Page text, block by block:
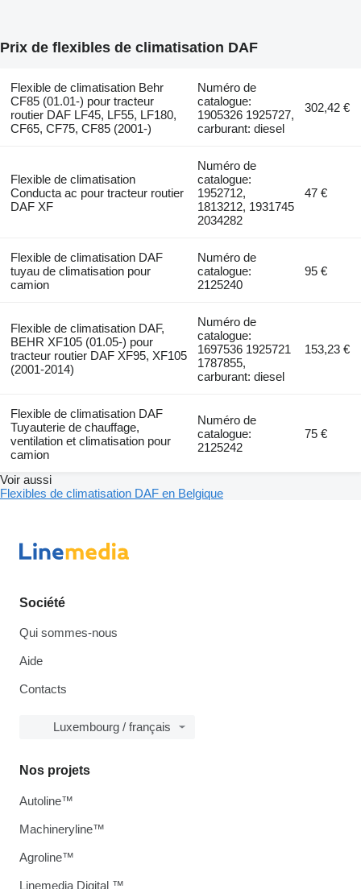
Prix de flexibles de climatisation DAF
Flexible de climatisation Behr
CF85 (01.01-) pour tracteur
routier DAF LF45, LF55, LF180,
CF65, CF75, CF85 (2001-)
Numéro de
catalogue:
1905326 1925727,
carburant: diesel
302,42 €
Flexible de climatisation
Conducta ac pour tracteur routier
DAF XF
Numéro de
catalogue:
1952712,
1813212, 1931745
2034282
47 €
Flexible de climatisation DAF
tuyau de climatisation pour
camion
Numéro de
catalogue:
2125240
95 €
Flexible de climatisation DAF,
BEHR XF105 (01.05-) pour
tracteur routier DAF XF95, XF105
(2001-2014)
Numéro de
catalogue:
1697536 1925721
1787855,
carburant: diesel
153,23 €
Flexible de climatisation DAF
Tuyauterie de chauffage,
ventilation et climatisation pour
camion
Numéro de
catalogue:
2125242
75 €
Voir aussi
Flexibles de climatisation DAF en Belgique
Société
Qui sommes-nous
Aide
Contacts
Luxembourg / français
Nos projets
Autoline™
Machineryline™
Agroline™
Linemedia Digital ™